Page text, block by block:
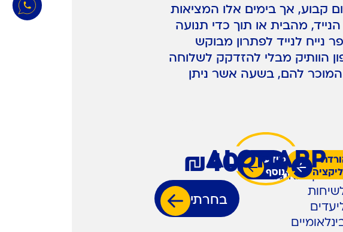
קבוע, אך בימים אלו המציאות
מהבית או תוך כדי תנועה
נייח לנייד לפתרון מבוקש
הוותיק מבלי להזדקק לשלוחה
המוכר להם, בשעה אשר ניתן
מספר
אנגלי
מידע
נוסף
₪40
בחרתי